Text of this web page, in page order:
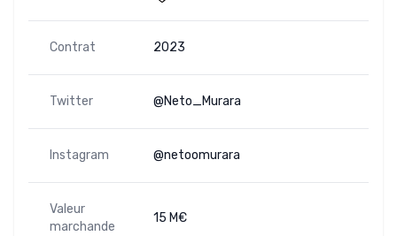
Contrat 2023
Twitter @Neto_Murara
Instagram @netoomurara
Valeur
marchande
15 M€